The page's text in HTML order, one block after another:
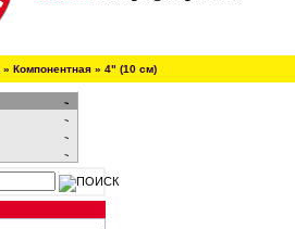
» Компонентная » 4" (10 см)